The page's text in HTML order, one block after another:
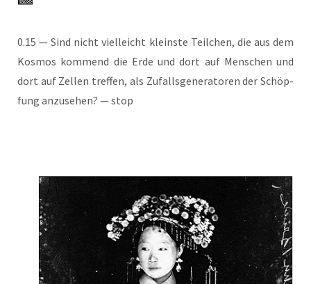
0.15 — Sind nicht viel­leicht kleins­te Teil­chen, die aus dem
Kos­mos kom­mend die Erde und dort auf Men­schen und
dort auf Zel­len tref­fen, als Zufalls­ge­nera­to­ren der Schöp­
fung anzu­se­hen? — stop